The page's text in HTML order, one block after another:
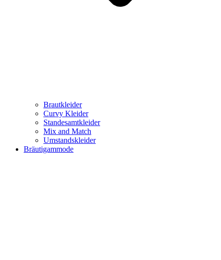
Brautkleider
Curvy Kleider
Standesamtkleider
Mix and Match
Umstandskleider
Bräutigammode